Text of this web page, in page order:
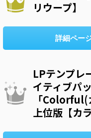
リウープ】
詳細ペー
LPテンプレ
イティブパ
「Colorful(
上位版【カ